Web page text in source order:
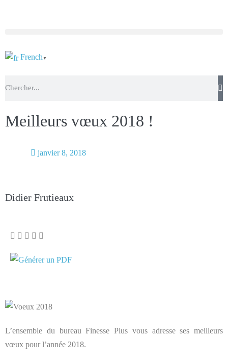
French ▼
Meilleurs vœux 2018 !
janvier 8, 2018
Didier Frutieaux
L’ensemble du bureau Finesse Plus vous adresse ses meilleurs
vœux pour l’année 2018.